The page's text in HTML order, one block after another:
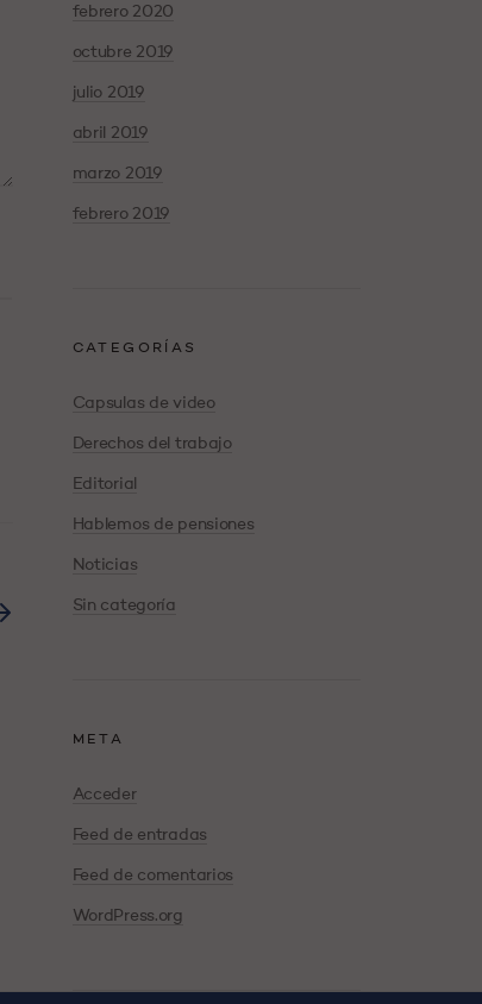
febrero 2020
octubre 2019
julio 2019
abril 2019
marzo 2019
febrero 2019
CATEGORÍAS
Capsulas de video
Derechos del trabajo
Editorial
Hablemos de pensiones
Noticias
Sin categoría
META
Acceder
Feed de entradas
Feed de comentarios
WordPress.org